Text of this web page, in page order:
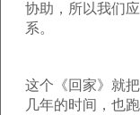
协助，所以我们
系。
这个《回家》就
几年的时间，也